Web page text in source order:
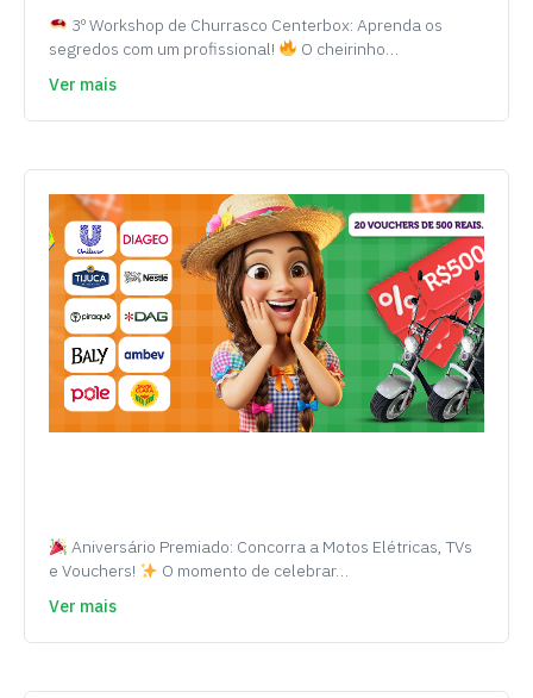
3º Workshop de Churrasco Centerbox: Aprenda os
segredos com um profissional!
O cheirinho…
Ver mais
Aniversário Premiado: Concorra a Motos Elétricas, TVs
e Vouchers!
O momento de celebrar…
Ver mais